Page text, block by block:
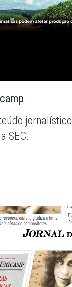
jornalístico
SEC.